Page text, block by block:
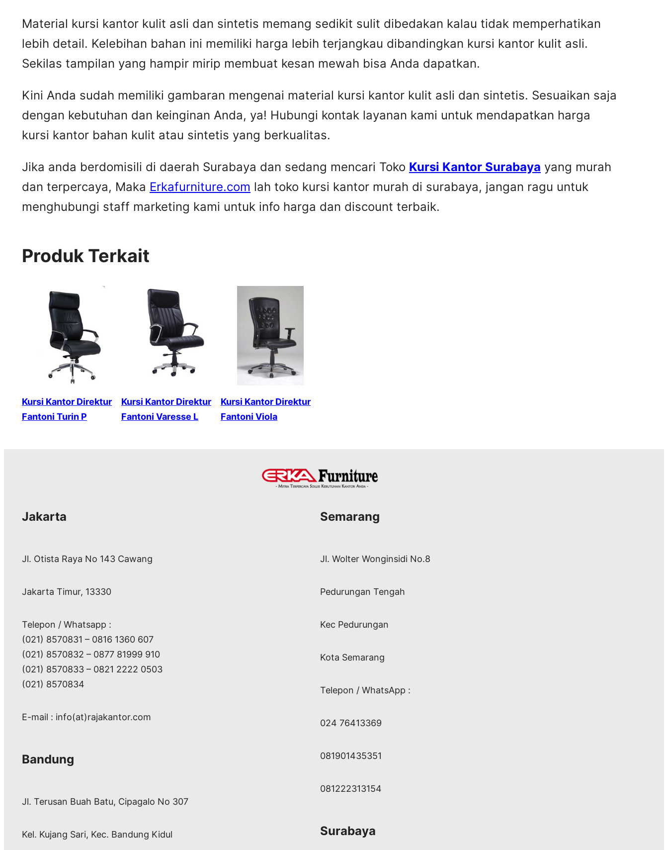
Material kursi kantor kulit asli dan sintetis memang sedikit sulit dibedakan kalau tidak memperhatikan
lebih detail. Kelebihan bahan ini memiliki harga lebih terjangkau dibandingkan kursi kantor kulit asli.
Sekilas tampilan yang hampir mirip membuat kesan mewah bisa Anda dapatkan.
Kini Anda sudah memiliki gambaran mengenai material kursi kantor kulit asli dan sintetis. Sesuaikan saja
dengan kebutuhan dan keinginan Anda, ya! Hubungi kontak layanan kami untuk mendapatkan harga
kursi kantor bahan kulit atau sintetis yang berkualitas.
Jika anda berdomisili di daerah Surabaya dan sedang mencari Toko Kursi Kantor Surabaya yang murah
dan terpercaya, Maka Erkafurniture.com lah toko kursi kantor murah di surabaya, jangan ragu untuk
menghubungi staff marketing kami untuk info harga dan discount terbaik.
Produk Terkait
Kursi Kantor Direktur
Fantoni Turin P
Kursi Kantor Direktur
Fantoni Varesse L
Kursi Kantor Direktur
Fantoni Viola
Jakarta
Jl. Otista Raya No 143 Cawang
Jakarta Timur, 13330
Telepon / Whatsapp :
(021) 8570831 – 0816 1360 607
(021) 8570832 – 0877 81999 910
(021) 8570833 – 0821 2222 0503
(021) 8570834
E-mail : info(at)rajakantor.com
Bandung
Jl. Terusan Buah Batu, Cipagalo No 307
Kel. Kujang Sari, Kec. Bandung Kidul
Semarang
Jl. Wolter Wonginsidi No.8
Pedurungan Tengah
Kec Pedurungan
Kota Semarang
Telepon / WhatsApp :
024 76413369
081901435351
081222313154
Surabaya